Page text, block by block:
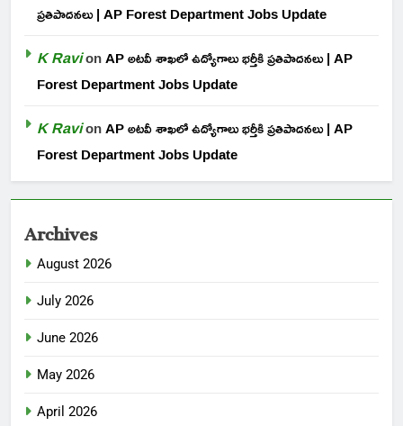
ప్రతిపాదనలు | AP Forest Department Jobs Update
K RavionAP అటవీ శాఖలో ఉద్యోగాలు భర్తీకి ప్రతిపాదనలు | AP
Forest Department Jobs Update
K RavionAP అటవీ శాఖలో ఉద్యోగాలు భర్తీకి ప్రతిపాదనలు | AP
Forest Department Jobs Update
Archives
August 2026
July 2026
June 2026
May 2026
April 2026